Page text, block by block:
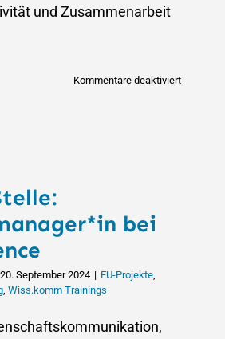
und Zusammenarbeit
Kommentare deaktiviertfür
bei
20. September 2024 | EU-Projekte,
, Wiss.komm Trainings